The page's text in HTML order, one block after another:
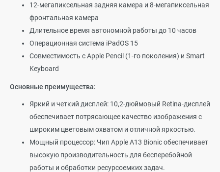
12-мегапиксельная задняя камера и 8-мегапиксельная
фронтальная камера
Длительное время автономной работы до 10 часов
Операционная система iPadOS 15
Совместимость с Apple Pencil (1-го поколения) и Smart
Keyboard
Основные преимущества:
Яркий и четкий дисплей: 10,2-дюймовый Retina-дисплей
обеспечивает потрясающее качество изображения с
широким цветовым охватом и отличной яркостью.
Мощный процессор: Чип Apple A13 Bionic обеспечивает
высокую производительность для бесперебойной
работы и обработки ресурсоемких задач.